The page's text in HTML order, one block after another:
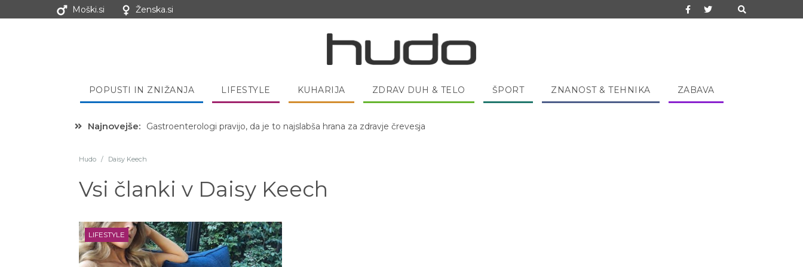
Moški.si Ženska.si
POPUSTI IN ZNIŽANJA LIFESTYLE KUHARIJA ZDRAV DUH & TELO ŠPORT ZNANOST & TEHNIKA ZABAVA
Najnovejše: Gastroenterologi pravijo, da je to najslabša hrana za zdravje črevesja
Hudo / Daisy Keech
Vsi članki v Daisy Keech
LIFESTYLE